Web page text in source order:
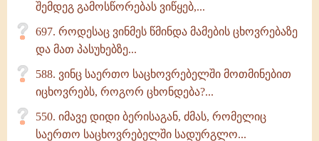
შემდეგ გამოსწორებას ვიწყებ,...
697. როდესაც ვინმეს წმინდა მამების ცხოვრებაზე
და მათ პასუხებზე...
588. ვინც საერთო საცხოვრებელში მოთმინებით
იცხოვრებს, როგორ ცხონდება?...
550. იმავე დიდი ბერისაგან, ძმას, რომელიც
საერთო საცხოვრებელში სადურგლო...